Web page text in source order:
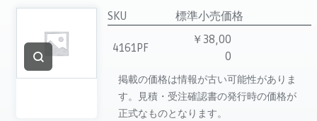
マイページ
主要取扱ブランド
代理店一覧
製品検索
SKU
標準小売価格
4161PF
￥38,00
0
掲載の価格は情報が古い可能性がありま
す。見積・受注確認書の発行時の価格が
正式なものとなります。